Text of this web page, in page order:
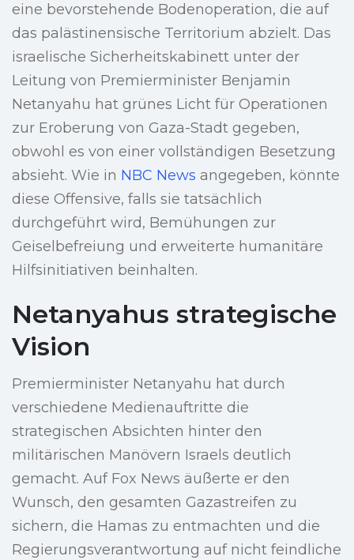
eine bevorstehende Bodenoperation, die auf
das palästinensische Territorium abzielt. Das
israelische Sicherheitskabinett unter der
Leitung von Premierminister Benjamin
Netanyahu hat grünes Licht für Operationen
zur Eroberung von Gaza-Stadt gegeben,
obwohl es von einer vollständigen Besetzung
absieht. Wie in NBC News angegeben, könnte
diese Offensive, falls sie tatsächlich
durchgeführt wird, Bemühungen zur
Geiselbefreiung und erweiterte humanitäre
Hilfsinitiativen beinhalten.
Netanyahus strategische
Vision
Premierminister Netanyahu hat durch
verschiedene Medienauftritte die
strategischen Absichten hinter den
militärischen Manövern Israels deutlich
gemacht. Auf Fox News äußerte er den
Wunsch, den gesamten Gazastreifen zu
sichern, die Hamas zu entmachten und die
Regierungsverantwortung auf nicht feindliche